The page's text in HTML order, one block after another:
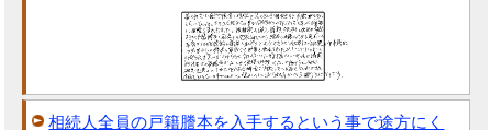
相続人全員の戸籍謄本を入手するという事で途方にく